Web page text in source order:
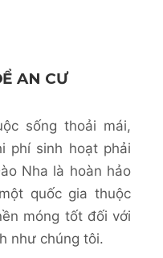
AN CƯ
sống thoải mái,
phí sinh hoạt phải
Nha là hoàn hảo
quốc gia thuộc
móng tốt đối với
như chúng tôi.